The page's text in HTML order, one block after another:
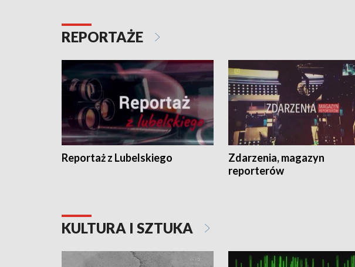
REPORTAŻE
Reportaż z Lubelskiego
Zdarzenia, magazyn
reporterów
KULTURA I SZTUKA